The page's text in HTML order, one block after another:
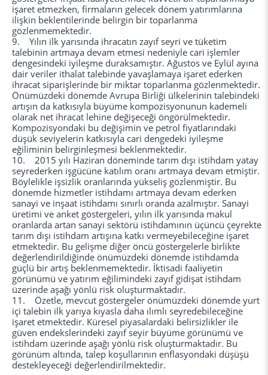
işaret etmezken, firmaların gelecek dönem yatırımlarına
ilişkin beklentilerinde belirgin bir toparlanma
gözlenmemektedir.
9. Yılın ilk yarısında ihracatın zayıf seyri ve tüketim
talebinin artmaya devam etmesi nedeniyle cari işlemler
dengesindeki iyileşme duraksamıştır. Ağustos ve Eylül ayına
dair veriler ithalat talebinde yavaşlamaya işaret ederken
ihracat siparişlerinde bir miktar toparlanma gözlenmektedir.
Önümüzdeki dönemde Avrupa Birliği ülkelerinin talebindeki
artışın da katkısıyla büyüme kompozisyonunun kademeli
olarak net ihracat lehine değişeceği öngörülmektedir.
Kompozisyondaki bu değişimin ve petrol fiyatlarındaki
düşük seviyelerin katkısıyla cari dengedeki iyileşme
eğiliminin belirginleşmesi beklenmektedir.
10. 2015 yılı Haziran döneminde tarım dışı istihdam yatay
seyrederken işgücüne katılım oranı artmaya devam etmiştir.
Böylelikle işsizlik oranlarında yükseliş gözlenmiştir. Bu
dönemde hizmetler istihdamı artmaya devam ederken
sanayi ve inşaat istihdamı sınırlı oranda azalmıştır. Sanayi
üretimi ve anket göstergeleri, yılın ilk yarısında makul
oranlarda artan sanayi sektörü istihdamının üçüncü çeyrekte
tarım dışı istihdam artışına katkı vermeyebileceğine işaret
etmektedir. Bu gelişme diğer öncü göstergelerle birlikte
değerlendirildiğinde önümüzdeki dönemde istihdamda
güçlü bir artış beklenmemektedir. İktisadi faaliyetin
görünümü ve yatırım eğilimindeki zayıf gidişat istihdam
üzerinde aşağı yönlü risk oluşturmaktadır.
11. Özetle, mevcut göstergeler önümüzdeki dönemde yurt
içi talebin ilk yarıya kıyasla daha ılımlı seyredebileceğine
işaret etmektedir. Küresel piyasalardaki belirsizlikler ile
güven endekslerindeki zayıf seyir büyüme görünümü ve
istihdam üzerinde aşağı yönlü risk oluşturmaktadır. Bu
görünüm altında, talep koşullarının enflasyondaki düşüşü
destekleyeceği değerlendirilmektedir.